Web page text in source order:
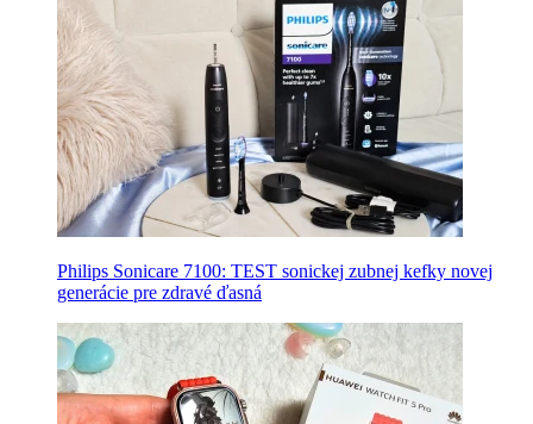
Philips Sonicare 7100: TEST sonickej zubnej kefky novej
generácie pre zdravé ďasná